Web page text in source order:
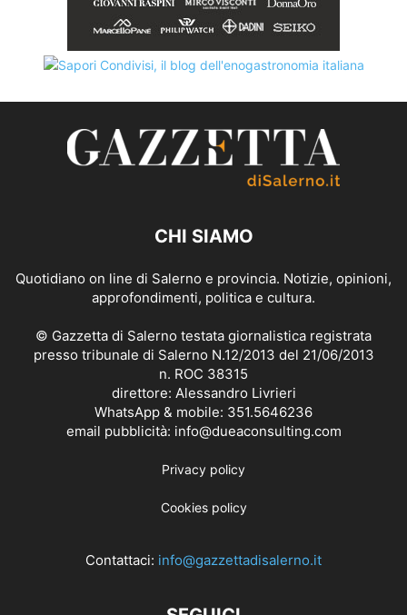
CHI SIAMO
Quotidiano on line di Salerno e provincia. Notizie, opinioni,
approfondimenti, politica e cultura.
© Gazzetta di Salerno testata giornalistica registrata
presso tribunale di Salerno N.12/2013 del 21/06/2013
n. ROC 38315
direttore: Alessandro Livrieri
WhatsApp & mobile: 351.5646236
email pubblicità: info@dueaconsulting.com
Privacy policy
Cookies policy
Contattaci: info@gazzettadisalerno.it